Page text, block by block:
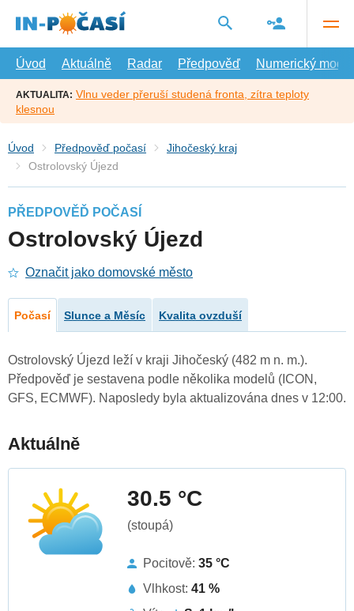
hlavní
Úvod
Aktuálně Radar Předpověď Numerický model
AKTUALITA: Vlnu veder přeruší studená fronta, zítra teploty
klesnou
Úvod Předpověď počasí
Jihočeský kraj
Ostrolovský Újezd
PŘEDPOVĚĎ POČASÍ
Ostrolovský Újezd
Označit jako domovské město
Počasí Slunce a Měsíc Kvalita ovzduší
Ostrolovský Újezd leží v kraji Jihočeský (482 m n. m.).
Předpověď je sestavena podle několika modelů (ICON,
GFS, ECMWF). Naposledy byla aktualizována dnes v 12:00.
Aktuálně
30.5 °C
(stoupá)
Pocitově: 35 °C
Vlhkost: 41 %